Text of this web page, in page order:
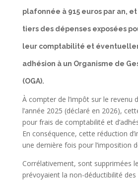
plafonnée à 915 euros par an,
tiers des dépenses exposées
leur comptabilité et
adhésion à un Organisme de
(OGA).
À compter de l’impôt sur le revenu
l’année 2025 (déclaré en 2026),
pour frais de comptabilité et
En conséquence, cette réduction
une dernière fois pour l’imposition
Corrélativement, sont supprimées
prévoyaient la non-déductibilité des